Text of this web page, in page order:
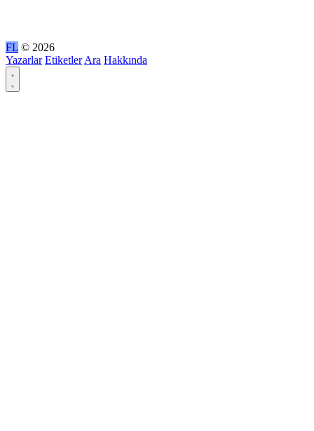
FL © 2026
Yazarlar Etiketler Ara Hakkında